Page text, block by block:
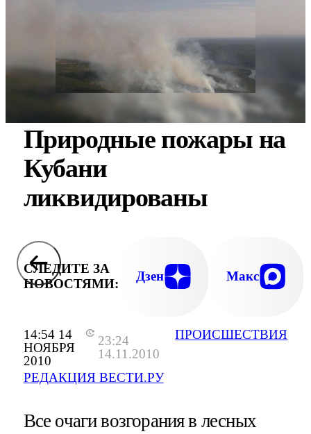
14:54 14
НОЯБРЯ
2010
23:24
14.11.2010
РЕДАКЦИЯ ВЕСТИ.РУ
ПРОИСШЕСТВИЯ
Природные пожары на
Кубани
ликвидированы
СЛЕДИТЕ ЗА
НОВОСТЯМИ:
Дзен Макс
Все очаги возгорания в лесных